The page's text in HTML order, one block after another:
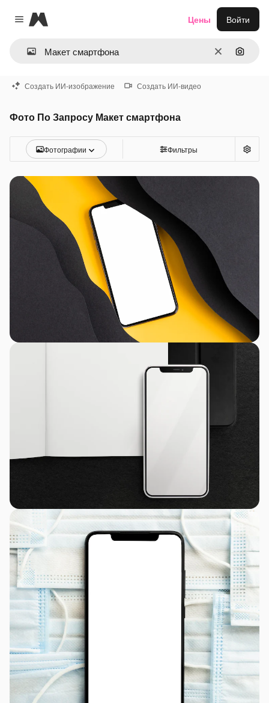
Close menu
Magnific
ОчиститьПоиск
Цены Войти
Создать ИИ-изображение Создать ИИ-видео
Фото По Запросу Макет смартфона
Фотографии Фильтры